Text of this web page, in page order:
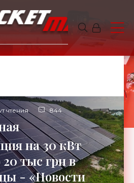
чтения 844
на 30 кВт
тыс грн в
- «Новости